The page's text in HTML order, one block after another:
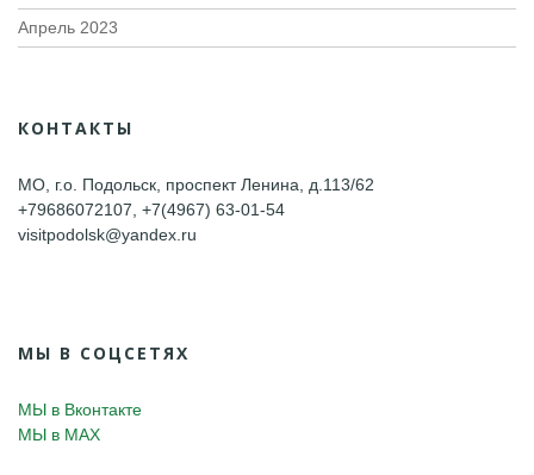
Апрель 2023
КОНТАКТЫ
МО, г.о. Подольск, проспект Ленина, д.113/62
+79686072107, +7(4967) 63-01-54
visitpodolsk@yandex.ru
МЫ В СОЦСЕТЯХ
МЫ в Вконтакте
МЫ в MAX